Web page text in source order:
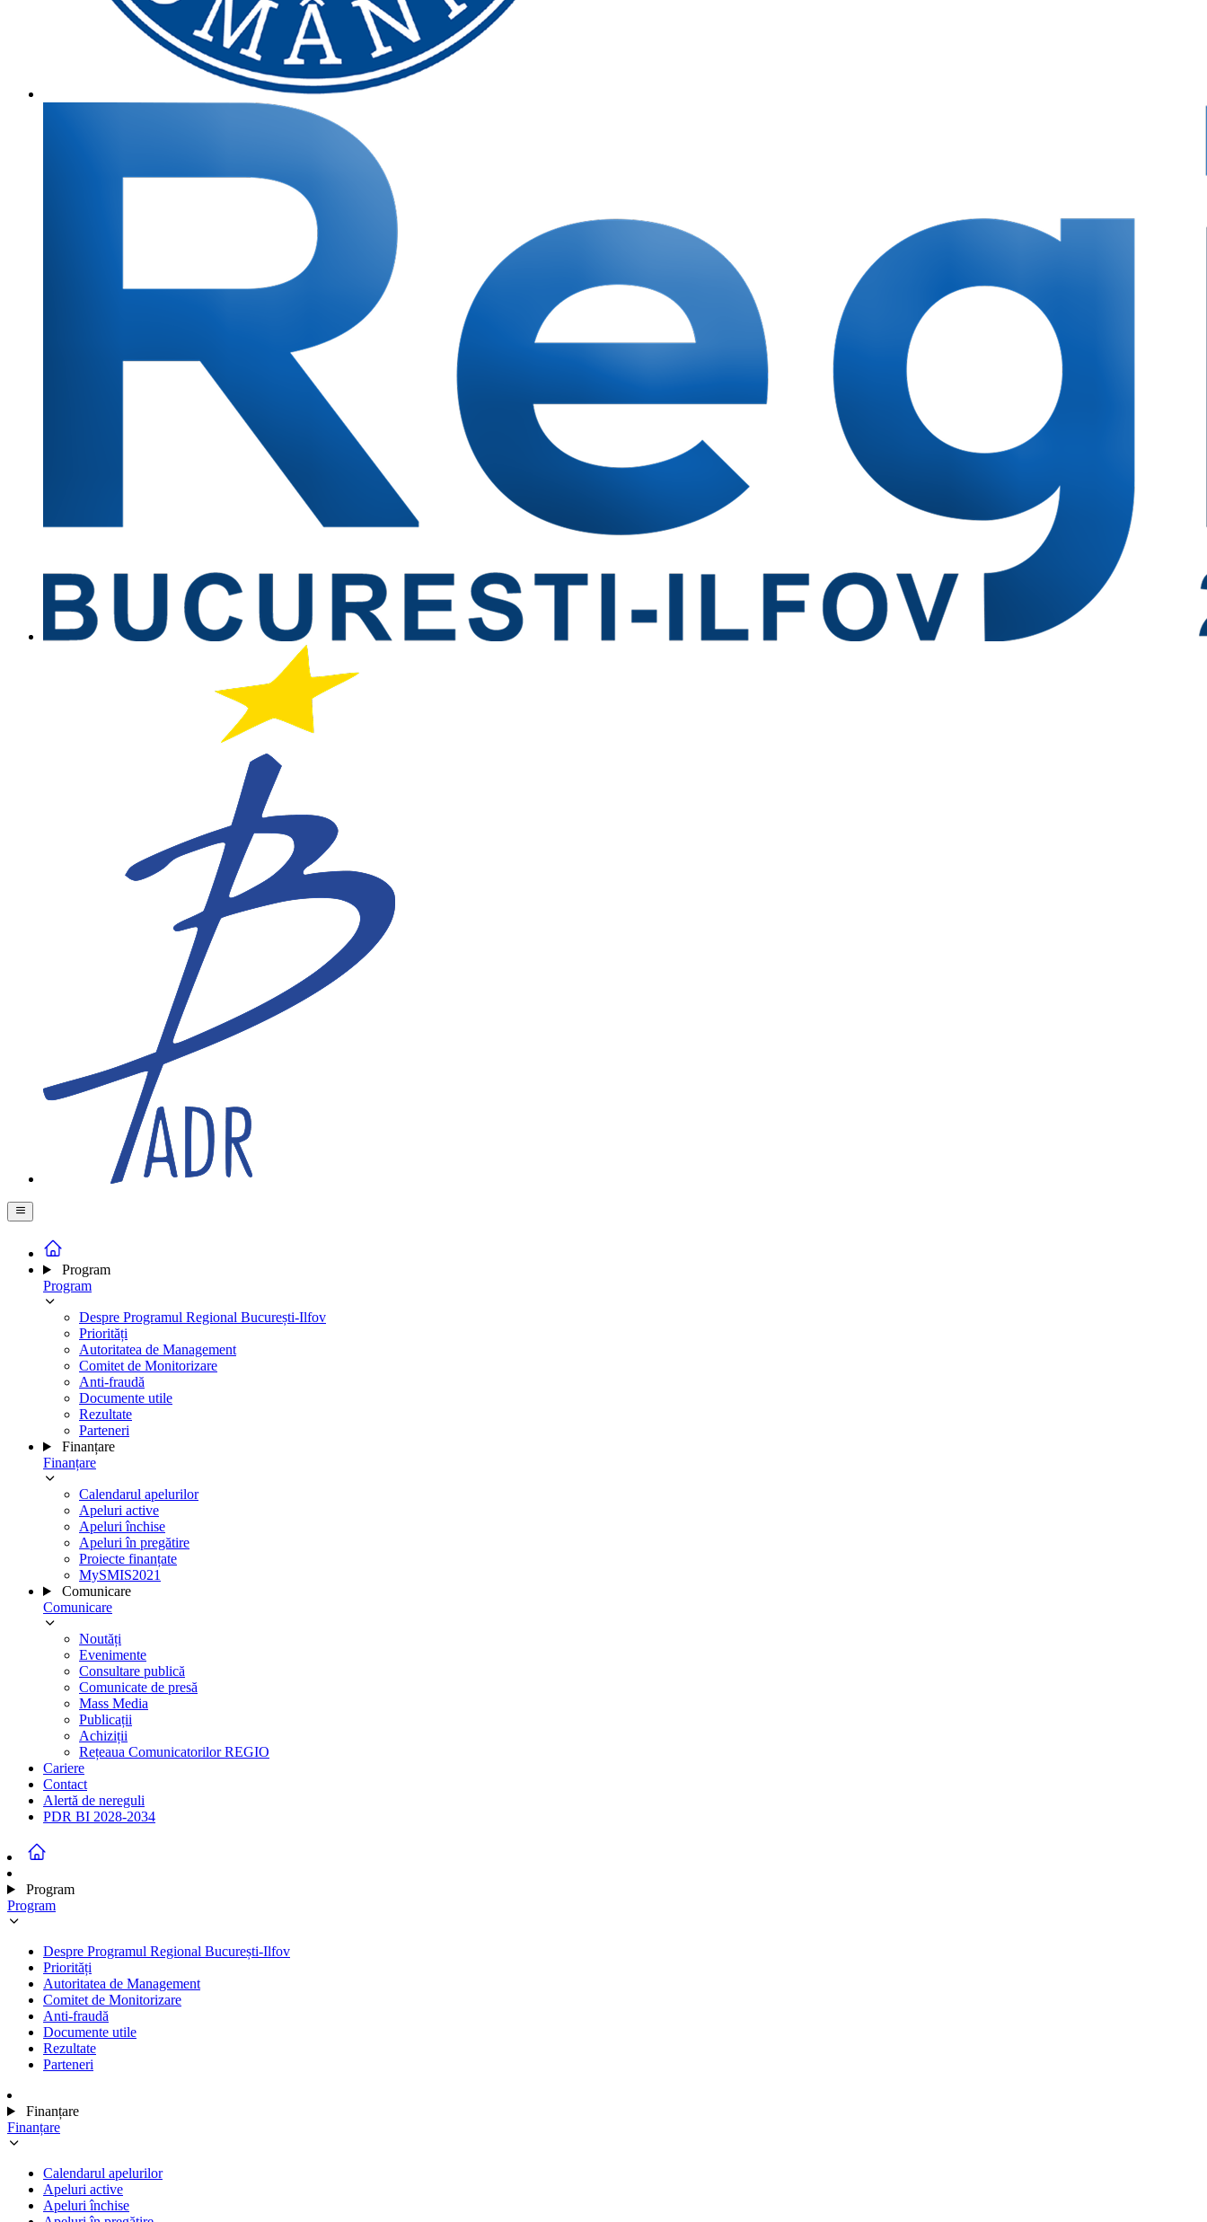
Program
Program
Despre Programul Regional București-Ilfov
Priorități
Autoritatea de Management
Comitet de Monitorizare
Anti-fraudă
Documente utile
Rezultate
Parteneri
Finanțare
Finanțare
Calendarul apelurilor
Apeluri active
Apeluri închise
Apeluri în pregătire
Proiecte finanțate
MySMIS2021
Comunicare
Comunicare
Noutăți
Evenimente
Consultare publică
Comunicate de presă
Mass Media
Publicații
Achiziții
Rețeaua Comunicatorilor REGIO
Cariere
Contact
Alertă de nereguli
PDR BI 2028-2034
Program
Program
Despre Programul Regional București-Ilfov
Priorități
Autoritatea de Management
Comitet de Monitorizare
Anti-fraudă
Documente utile
Rezultate
Parteneri
Finanțare
Finanțare
Calendarul apelurilor
Apeluri active
Apeluri închise